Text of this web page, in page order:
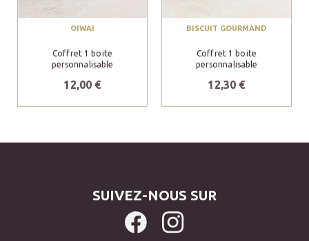
OIWAI
Coffret 1 boite
personnalisable
12,00 €
BISCUIT GOURMAND
Coffret 1 boite
personnalisable
12,30 €
SUIVEZ-NOUS SUR